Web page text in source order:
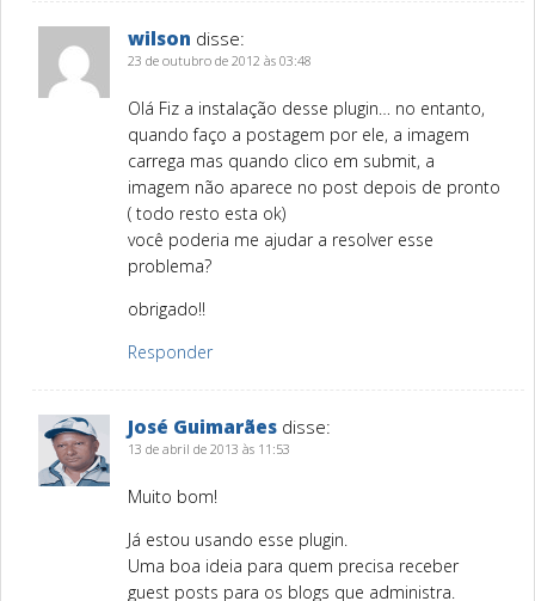
wilson disse:
23 de outubro de 2012 às 03:48
Olá Fiz a instalação desse plugin… no entanto,
quando faço a postagem por ele, a imagem
carrega mas quando clico em submit, a
imagem não aparece no post depois de pronto
( todo resto esta ok)
você poderia me ajudar a resolver esse
problema?
obrigado!!
Responder
José Guimarães disse:
13 de abril de 2013 às 11:53
Muito bom!
Já estou usando esse plugin.
Uma boa ideia para quem precisa receber
guest posts para os blogs que administra.